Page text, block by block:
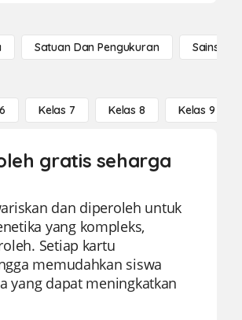
Satuan Dan Pengukuran Sains
Kelas 7 Kelas 8 Kelas 9
gratis seharga
dan diperoleh untuk
yang kompleks,
Setiap kartu
memudahkan siswa
yang dapat meningkatkan